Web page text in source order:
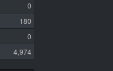
0
180
0
4,974